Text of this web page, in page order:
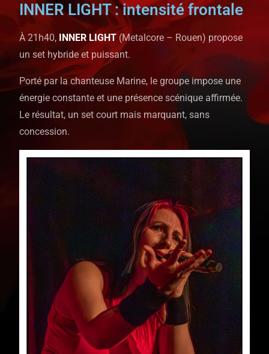
INNER LIGHT : intensité frontale
À 21h40, INNER LIGHT (Metalcore – Rouen) propose
un set hybride et puissant.
Porté par la chanteuse Marine, le groupe impose une
énergie constante et une présence scénique affirmée.
Le résultat, un set court mais marquant, sans
concession.